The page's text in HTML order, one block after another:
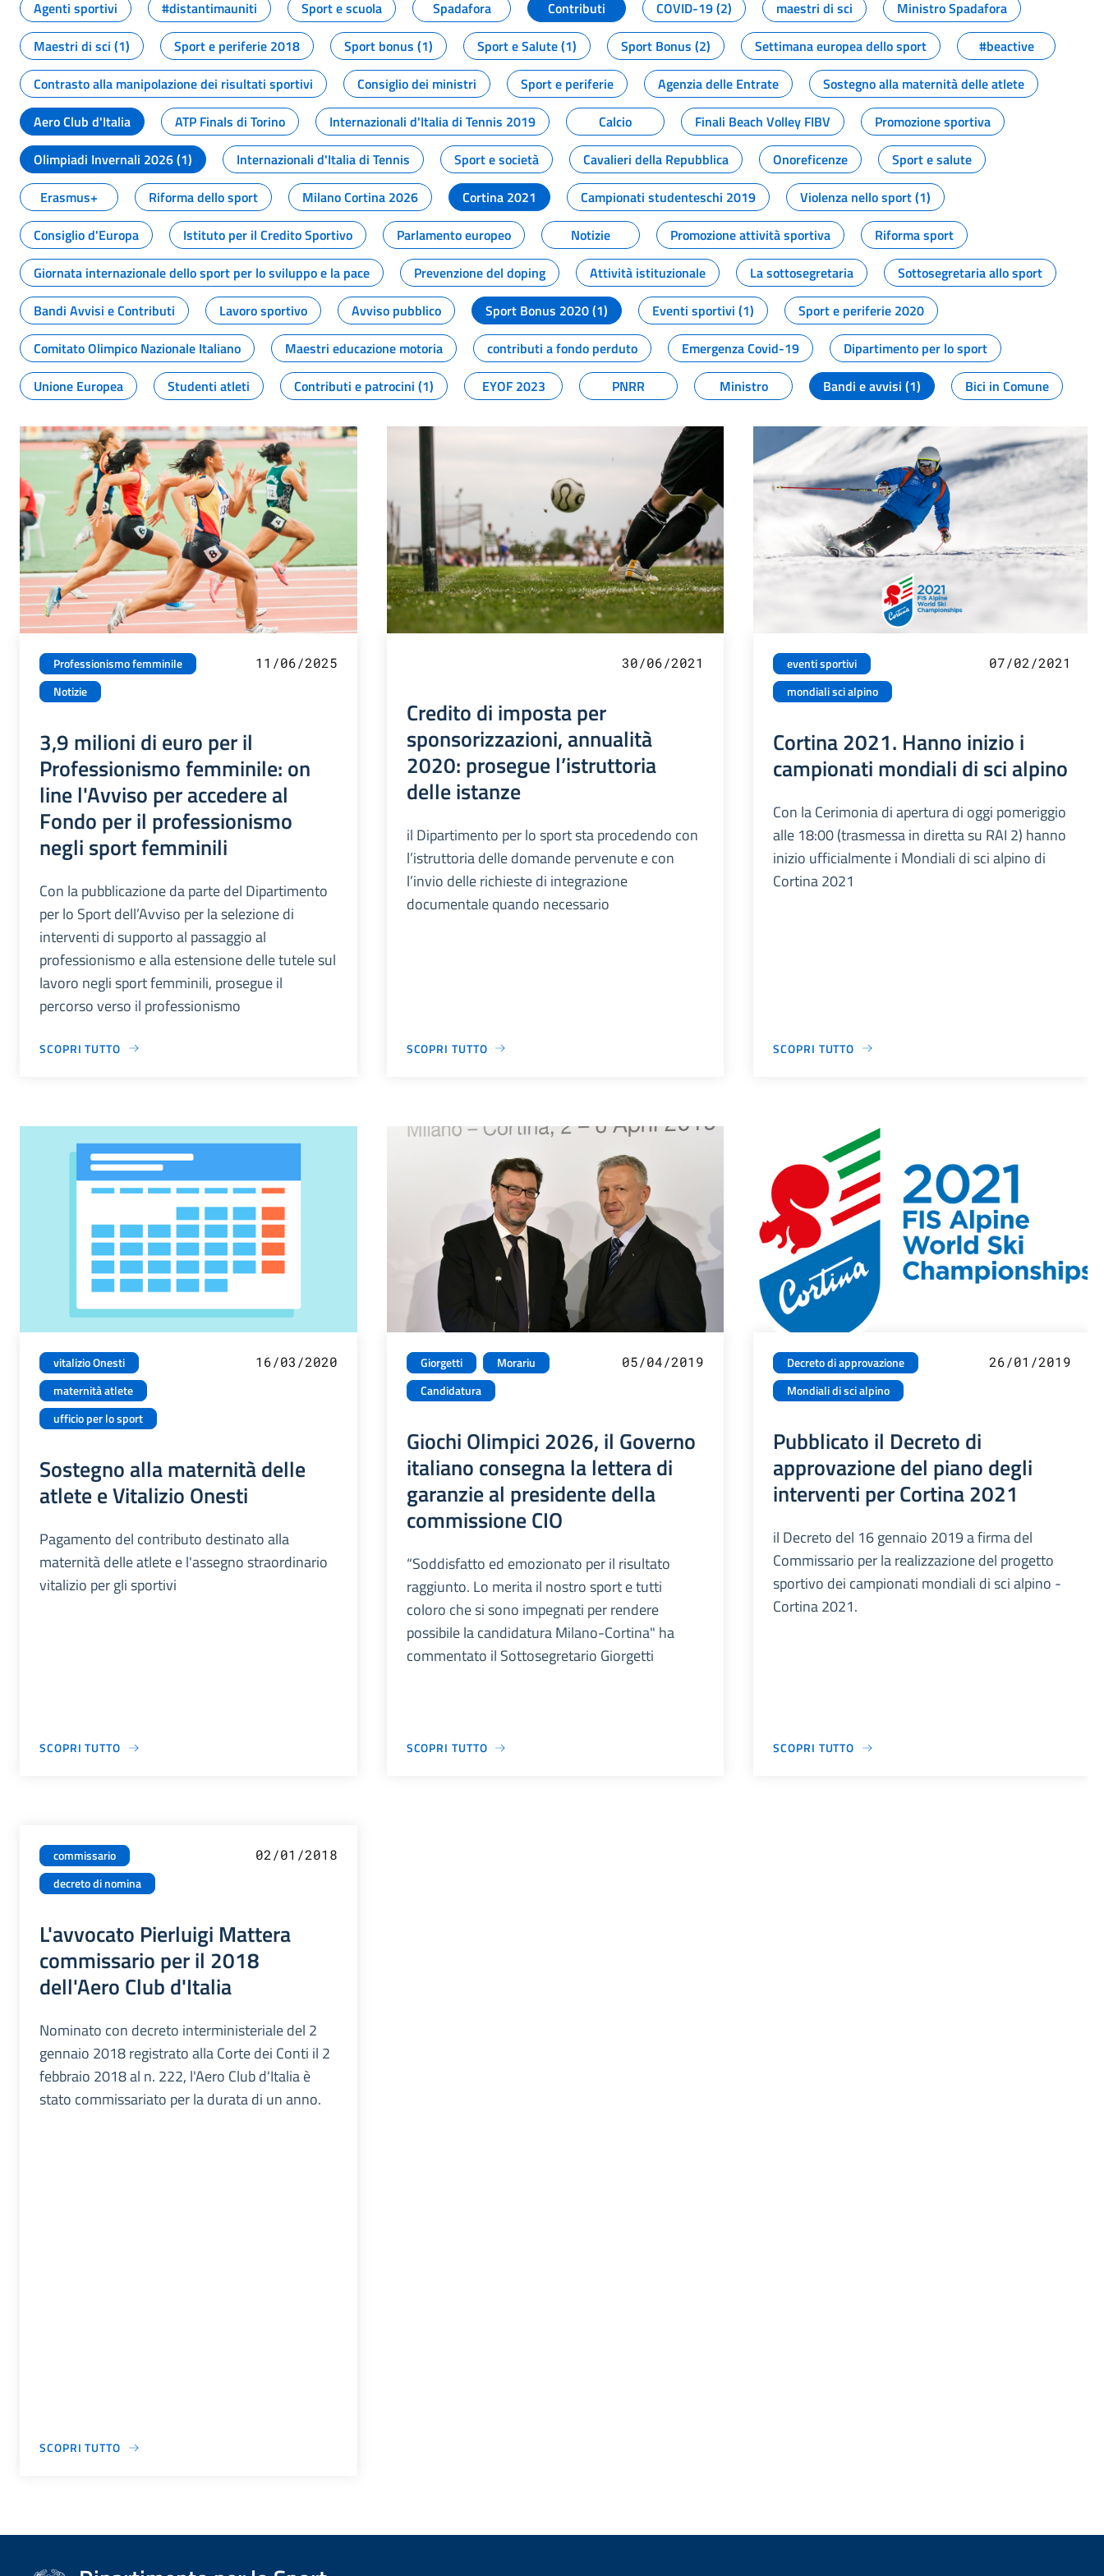
Agenti sportivi
#distantimauniti Sport e scuola Spadafora Contributi COVID-19 (2) maestri di sci
Ministro Spadafora
Maestri di sci (1)
Sport e periferie 2018 Sport bonus (1) Sport e Salute (1) Sport Bonus (2) Settimana europea dello sport
#beactive
Contrasto alla manipolazione dei risultati sportivi
Consiglio dei ministri Sport e periferie Agenzia delle Entrate
Sostegno alla maternità delle atlete
Aero Club d'Italia
ATP Finals di Torino Internazionali d'Italia di Tennis 2019 Calcio Finali Beach Volley FIBV
Promozione sportiva
Olimpiadi Invernali 2026 (1)
Internazionali d'Italia di Tennis Sport e società Cavalieri della Repubblica Onoreficenze
Sport e salute
Erasmus+
Riforma dello sport Milano Cortina 2026 Cortina 2021 Campionati studenteschi 2019
Violenza nello sport (1)
Consiglio d'Europa
Istituto per il Credito Sportivo Parlamento europeo Notizie Promozione attività sportiva
Riforma sport
Giornata internazionale dello sport per lo sviluppo e la pace
Prevenzione del doping Attività istituzionale La sottosegretaria
Sottosegretaria allo sport
Bandi Avvisi e Contributi
Lavoro sportivo Avviso pubblico Sport Bonus 2020 (1) Eventi sportivi (1)
Sport e periferie 2020
Comitato Olimpico Nazionale Italiano
Maestri educazione motoria contributi a fondo perduto Emergenza Covid-19
Dipartimento per lo sport
Unione Europea
Studenti atleti Contributi e patrocini (1) EYOF 2023 PNRR Ministro Bandi e avvisi (1) Bici in Comune
Professionismo femminile
Notizie
11/06/2025
3,9 milioni di euro per il
Professionismo femminile: on
line l'Avviso per accedere al
Fondo per il professionismo
negli sport femminili
Con la pubblicazione da parte del Dipartimento
per lo Sport dell’Avviso per la selezione di
interventi di supporto al passaggio al
professionismo e alla estensione delle tutele sul
lavoro negli sport femminili, prosegue il
percorso verso il professionismo
SCOPRI TUTTO
30/06/2021
Credito di imposta per
sponsorizzazioni, annualità
2020: prosegue l’istruttoria
delle istanze
il Dipartimento per lo sport sta procedendo con
l’istruttoria delle domande pervenute e con
l’invio delle richieste di integrazione
documentale quando necessario
SCOPRI TUTTO
eventi sportivi
mondiali sci alpino
07/02/2021
Cortina 2021. Hanno inizio i
campionati mondiali di sci alpino
Con la Cerimonia di apertura di oggi pomeriggio
alle 18:00 (trasmessa in diretta su RAI 2) hanno
inizio ufficialmente i Mondiali di sci alpino di
Cortina 2021
SCOPRI TUTTO
vitalizio Onesti
maternità atlete
ufficio per lo sport
16/03/2020
Sostegno alla maternità delle
atlete e Vitalizio Onesti
Pagamento del contributo destinato alla
maternità delle atlete e l'assegno straordinario
vitalizio per gli sportivi
SCOPRI TUTTO
Giorgetti
Morariu
Candidatura
05/04/2019
Giochi Olimpici 2026, il Governo
italiano consegna la lettera di
garanzie al presidente della
commissione CIO
“Soddisfatto ed emozionato per il risultato
raggiunto. Lo merita il nostro sport e tutti
coloro che si sono impegnati per rendere
possibile la candidatura Milano-Cortina" ha
commentato il Sottosegretario Giorgetti
SCOPRI TUTTO
Decreto di approvazione
Mondiali di sci alpino
26/01/2019
Pubblicato il Decreto di
approvazione del piano degli
interventi per Cortina 2021
il Decreto del 16 gennaio 2019 a firma del
Commissario per la realizzazione del progetto
sportivo dei campionati mondiali di sci alpino -
Cortina 2021.
SCOPRI TUTTO
commissario
decreto di nomina
02/01/2018
L'avvocato Pierluigi Mattera
commissario per il 2018
dell'Aero Club d'Italia
Nominato con decreto interministeriale del 2
gennaio 2018 registrato alla Corte dei Conti il 2
febbraio 2018 al n. 222, l'Aero Club d'Italia è
stato commissariato per la durata di un anno.
SCOPRI TUTTO